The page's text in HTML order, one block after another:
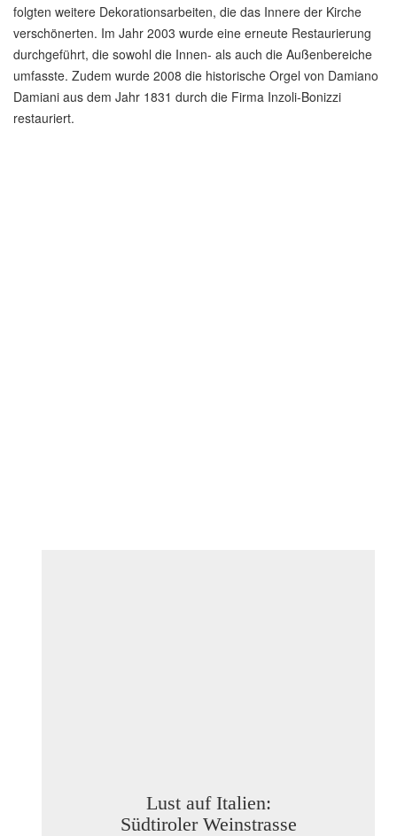
folgten weitere Dekorationsarbeiten, die das Innere der Kirche
verschönerten. Im Jahr 2003 wurde eine erneute Restaurierung
durchgeführt, die sowohl die Innen- als auch die Außenbereiche
umfasste. Zudem wurde 2008 die historische Orgel von Damiano
Damiani aus dem Jahr 1831 durch die Firma Inzoli-Bonizzi
restauriert.
Lust auf Italien:
Südtiroler Weinstrasse